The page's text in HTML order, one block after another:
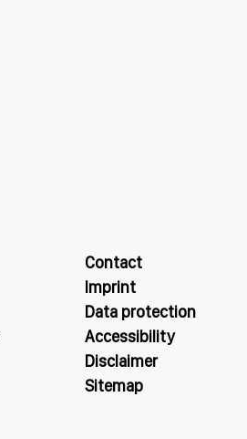
Contact
Imprint
Data protection
Accessibility
Disclaimer
Sitemap